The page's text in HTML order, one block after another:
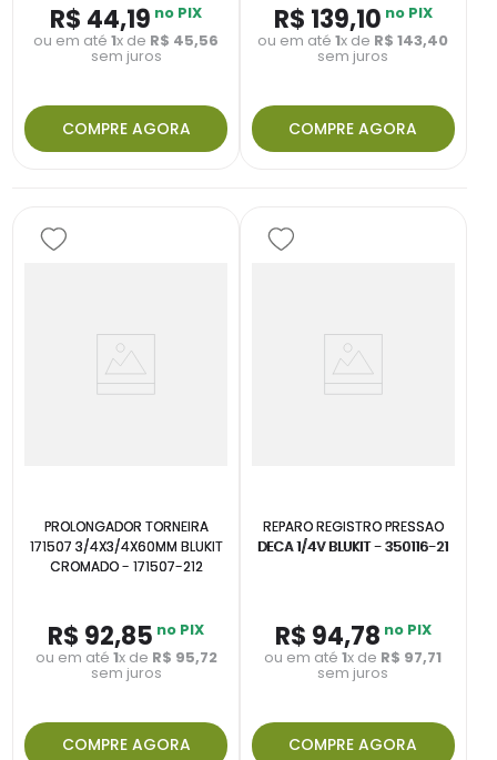
R$ 44,19 no PIX
ou em até1x de R$ 45,56
sem juros
COMPRE AGORA
R$ 139,10 no PIX
ou em até1x de R$ 143,40
sem juros
COMPRE AGORA
PROLONGADOR TORNEIRA
171507 3/4X3/4X60MM BLUKIT
CROMADO - 171507-212
R$ 92,85 no PIX
ou em até 1x de R$ 95,72
sem juros
COMPRE AGORA
REPARO REGISTRO PRESSAO
DECA 1/4V BLUKIT - 350116-21
R$ 94,78 no PIX
ou em até1x de R$ 97,71
sem juros
COMPRE AGORA